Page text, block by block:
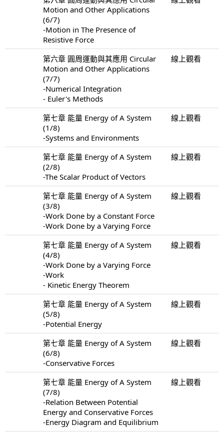
Motion and Other Applications
(6/7)
-Motion in The Presence of
Resistive Force
第六章 圓周運動與其應用 Circular
Motion and Other Applications
(7/7)
-Numerical Integration
- Euler's Methods
線上觀看
第七章 能量 Energy of A System
(1/8)
-Systems and Environments
線上觀看
第七章 能量 Energy of A System
(2/8)
-The Scalar Product of Vectors
線上觀看
第七章 能量 Energy of A System
(3/8)
-Work Done by a Constant Force
-Work Done by a Varying Force
線上觀看
第七章 能量 Energy of A System
(4/8)
-Work Done by a Varying Force
-Work
- Kinetic Energy Theorem
線上觀看
第七章 能量 Energy of A System
(5/8)
-Potential Energy
線上觀看
第七章 能量 Energy of A System
(6/8)
-Conservative Forces
線上觀看
第七章 能量 Energy of A System
(7/8)
-Relation Between Potential
Energy and Conservative Forces
-Energy Diagram and Equilibrium
線上觀看